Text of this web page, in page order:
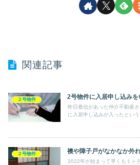
関連記事
２号物件 2号物件に入居申し込みを
昨日着信があった仲介不動産
に入居申し込みが入ったという
２号物件 襖や障子戸がなかなか外
2022年が始まって早くも１ヶ